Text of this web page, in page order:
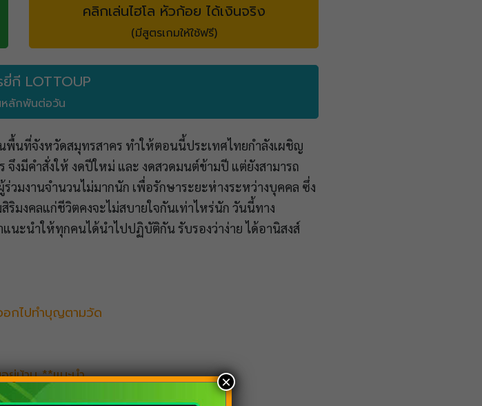
คลิกเล่นไฮโล หัวก้อย ได้เงินจริง
(มีสูตรเกมให้ใช้ฟรี)
กี LOTTOUP
หลักพันต่อวัน
พื้นที่จังหวัดสมุทรสาคร ทำให้ตอนนี้ประเทศไทยกำลังเผชิญ
งมีคำสั่งให้ งดปีใหม่ และ งดสวดมนต์ข้ามปี แต่ยังสามารถ
มงานจำนวนไม่มากนัก เพื่อรักษาระยะห่างระหว่างบุคคล ซึ่ง
ริมงคลแก่ชีวิตคงจะไม่สบายใจกันเท่าไหร่นัก วันนี้ทาง
แนะนำให้ทุกคนได้นำไปปฏิบัติกัน รับรองว่าง่าย ได้อานิสงส์
กไปทำบุญตามวัด
บ้าน **แนะนำ
นเกิด
×